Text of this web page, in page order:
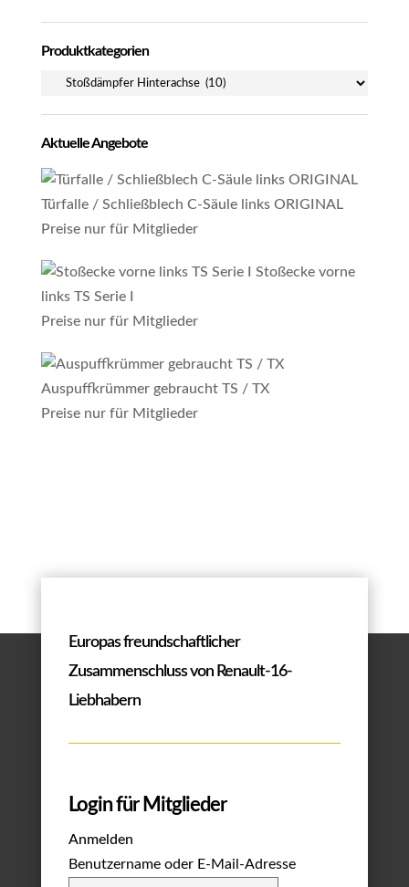
Produktkategorien
Aktuelle Angebote
Türfalle / Schließblech C-Säule links ORIGINAL
Preise nur für Mitglieder
Stoßecke vorne
links TS Serie I
Preise nur für Mitglieder
Auspuffkrümmer gebraucht TS / TX
Preise nur für Mitglieder
Europas freundschaftlicher
Zusammenschluss von Renault-16-
Liebhabern
Login für Mitglieder
Anmelden
Benutzername oder E-Mail-Adresse